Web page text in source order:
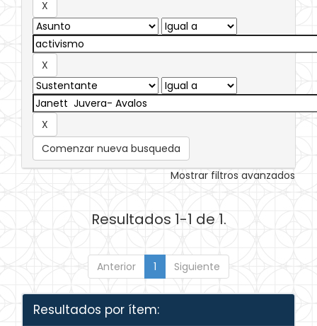
Comenzar nueva busqueda
Mostrar filtros avanzados
Resultados 1-1 de 1.
Anterior 1 Siguiente
Resultados por ítem: